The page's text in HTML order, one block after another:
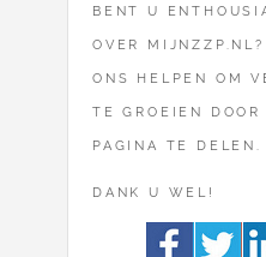
BENT U
OVER
ONS HELPEN OM
TE GROEIEN DOOR
PAGINA TE DELEN.
DANK U WEL!